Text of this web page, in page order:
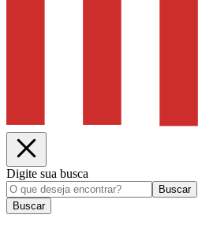
Digite sua busca
Buscar
Buscar